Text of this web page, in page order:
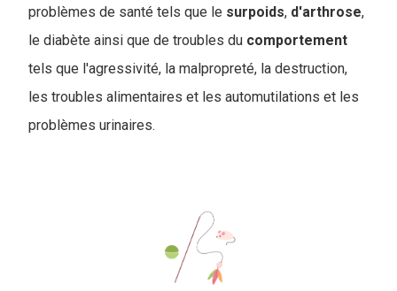
problèmes de santé tels que le surpoids, d'arthrose,
le diabète ainsi que de troubles du comportement
tels que l'agressivité, la malpropreté, la destruction,
les troubles alimentaires et les automutilations et les
problèmes urinaires.